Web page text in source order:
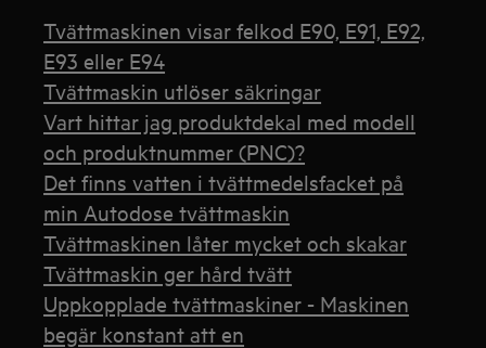
Tvättmaskinen visar felkod E90, E91, E92,
E93 eller E94
Tvättmaskin utlöser säkringar
Vart hittar jag produktdekal med modell
och produktnummer (PNC)?
Det finns vatten i tvättmedelsfacket på
min Autodose tvättmaskin
Tvättmaskinen låter mycket och skakar
Tvättmaskin ger hård tvätt
Uppkopplade tvättmaskiner - Maskinen
begär konstant att en